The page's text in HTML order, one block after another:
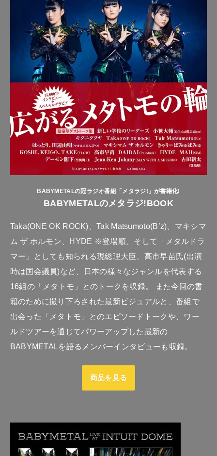
BABYMETALの冠ラジオ番組「メタラジ!」が書籍化!
BABYMETALのメタラジ!BOOK
Taka(ONE OK ROCK)、Tak Matsumoto(B’z)、マキシマ
ム ザ ホルモン、HYDE ※登場順、そして「メタルドラ
マー」としても知られる現総理大臣、高市早苗氏(出演
時は国会議員)など、日本の様々なジャンルを代表する
16組の「メタトモ」とのトークを収録。 また今回の書
籍のために撮り下ろされた最新ビジュアルと、番組で
出会った「メタトモ」とのエピソードトークや、ワー
ルドツアーを通じてパワーアップした最新の
BABYMETALを語るメンバーインタビューも収録。
商品を見る